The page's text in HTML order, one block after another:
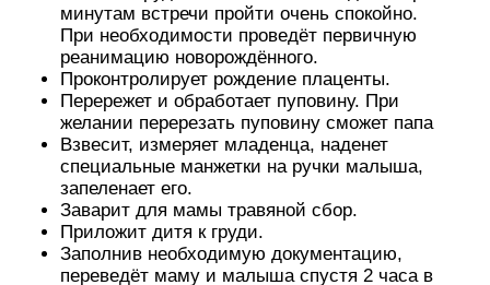
минутам встречи пройти очень спокойно.
При необходимости проведёт первичную
реанимацию новорождённого.
Проконтролирует рождение плаценты.
Перережет и обработает пуповину. При
желании перерезать пуповину сможет папа
Взвесит, измеряет младенца, наденет
специальные манжетки на ручки малыша,
запеленает его.
Заварит для мамы травяной сбор.
Приложит дитя к груди.
Заполнив необходимую документацию,
переведёт маму и малыша спустя 2 часа в